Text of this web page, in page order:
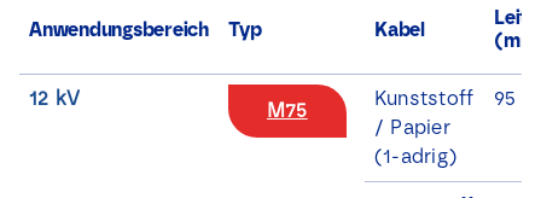
Anwendungsbereich Typ Kabel
12 kV
M75
Kunststoff
/ Papier
(1-adrig)
95 -